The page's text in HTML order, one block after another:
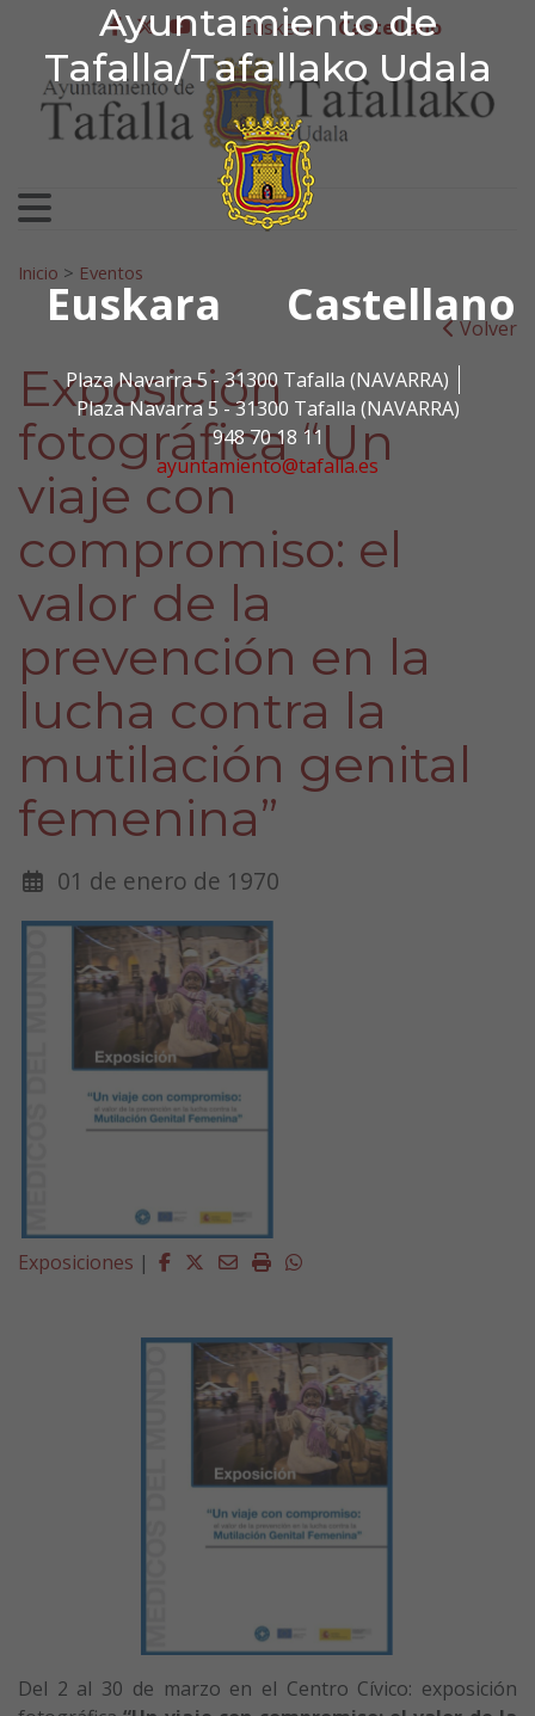
Ayuntamiento de
Tafalla/Tafallako Udala
Euskara Castellano
Plaza Navarra 5 - 31300 Tafalla (NAVARRA)
Plaza Navarra 5 - 31300 Tafalla (NAVARRA)
948 70 18 11
ayuntamiento@tafalla.es
Ir al contenido
Ayuntamiento de
facebook
twitter
youtube
Euskera Castellano
Search for:
Inicio > Eventos
Volver
Exposición
fotográfica “Un
viaje con
compromiso: el
valor de la
prevención en la
lucha contra la
mutilación genital
femenina”
01 de enero de 1970
Exposiciones | Facebook
Twitter
EmailImprimirWhatsapp
Del 2 al 30 de marzo en el Centro Cívico: exposición